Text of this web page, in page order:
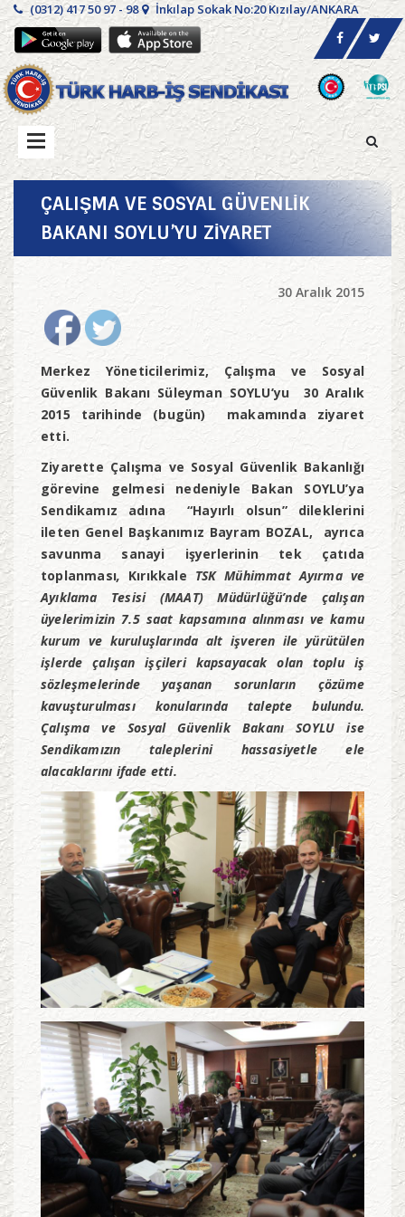
(0312) 417 50 97 - 98 İnkılap Sokak No:20 Kızılay/ANKARA
ÇALIŞMA VE SOSYAL GÜVENLİK
BAKANI SOYLU’YU ZİYARET
30 Aralık 2015
Merkez Yöneticilerimiz, Çalışma ve Sosyal
Güvenlik Bakanı Süleyman SOYLU’yu 30 Aralık
2015 tarihinde (bugün) makamında ziyaret
etti.
Ziyarette Çalışma ve Sosyal Güvenlik Bakanlığı
görevine gelmesi nedeniyle Bakan SOYLU’ya
Sendikamız adına “Hayırlı olsun” dileklerini
ileten Genel Başkanımız Bayram BOZAL, ayrıca
savunma sanayi işyerlerinin tek çatıda
toplanması, Kırıkkale TSK Mühimmat Ayırma ve
Ayıklama Tesisi (MAAT) Müdürlüğü’nde çalışan
üyelerimizin 7.5 saat kapsamına alınması ve kamu
kurum ve kuruluşlarında alt işveren ile yürütülen
işlerde çalışan işçileri kapsayacak olan toplu iş
sözleşmelerinde yaşanan sorunların çözüme
kavuşturulması konularında talepte bulundu.
Çalışma ve Sosyal Güvenlik Bakanı SOYLU ise
Sendikamızın taleplerini hassasiyetle ele
alacaklarını ifade etti.